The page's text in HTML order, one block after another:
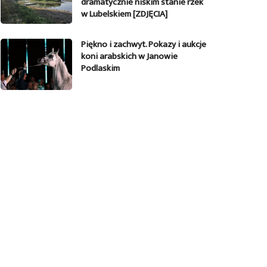
w Lubelskiem [ZDJĘCIA]
Piękno i zachwyt. Pokazy i aukcje
koni arabskich w Janowie
Podlaskim